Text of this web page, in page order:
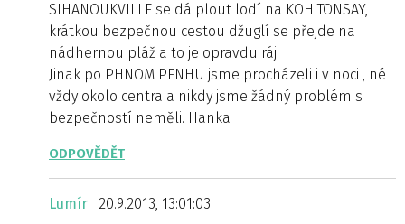
SIHANOUKVILLE se dá plout lodí na KOH TONSAY,
krátkou bezpečnou cestou džuglí se přejde na
nádhernou pláž a to je opravdu ráj.
Jinak po PHNOM PENHU jsme procházeli i v noci , né
vždy okolo centra a nikdy jsme žádný problém s
bezpečností neměli. Hanka
ODPOVĚDĚT
Lumír
20.9.2013, 13:01:03